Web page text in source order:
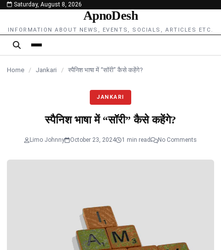
content
Saturday, August 8, 2026
ApnoDesh
INFORMATION ABOUT NEWS, EVENTS, SOCIALS, ARTICLES ETC.
Home / Jankari / स्पैनिश भाषा में “सॉरी” कैसे कहेंगे?
JANKARI
स्पैनिश भाषा में “सॉरी” कैसे कहेंगे?
Limo Johnny October 23, 2024 1 min read No Comments